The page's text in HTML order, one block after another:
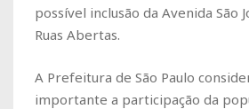
possível inclusão da Avenida São
Ruas Abertas.
A Prefeitura de São Paulo
importante a participação da